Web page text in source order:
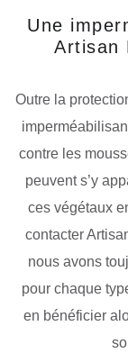
Une
Artisan
Outre la
contre les
peuvent s’y
ces végétaux
contacter
nous avons
pour chaque
en bénéficier